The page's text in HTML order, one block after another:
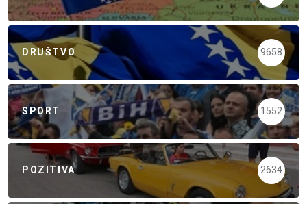
DRUŠTVO 9658
SPORT 1552
POZITIVA 2634